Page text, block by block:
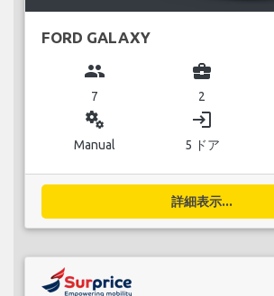
FORD GALAXY
group
7
business_center
2
miscellaneous_services
Manual
login
5 ドア
詳細表示...